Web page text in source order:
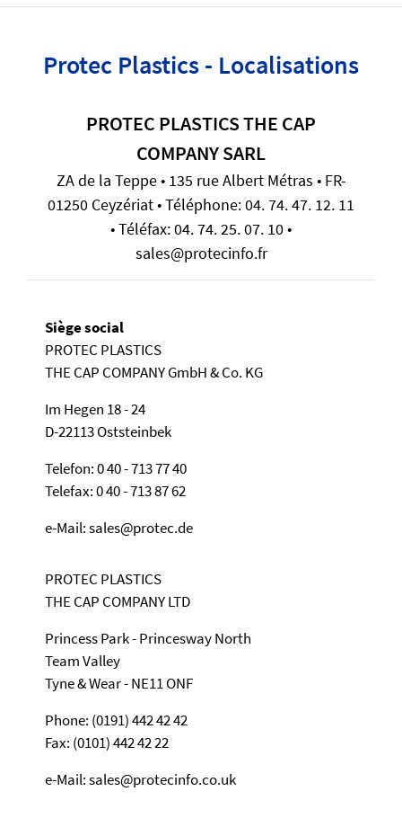
Protec Plastics - Localisations
PROTEC PLASTICS THE CAP
COMPANY SARL
ZA de la Teppe • 135 rue Albert Métras • FR-
01250 Ceyzériat • Téléphone: 04. 74. 47. 12. 11
• Téléfax: 04. 74. 25. 07. 10 •
sales@protecinfo.fr
Siège social
PROTEC PLASTICS
THE CAP COMPANY GmbH & Co. KG
Im Hegen 18 - 24
D-22113 Oststeinbek
Telefon: 0 40 - 713 77 40
Telefax: 0 40 - 713 87 62
e-Mail: sales@protec.de
PROTEC PLASTICS
THE CAP COMPANY LTD
Princess Park - Princesway North
Team Valley
Tyne & Wear - NE11 ONF
Phone: (0191) 442 42 42
Fax: (0101) 442 42 22
e-Mail: sales@protecinfo.co.uk